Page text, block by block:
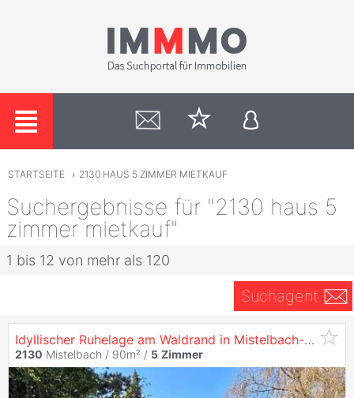
STARTSEITE › 2130 HAUS 5 ZIMMER MIETKAUF
Suchergebnisse für "2130 haus 5
zimmer mietkauf"
1 bis 12 von mehr als 120
Suchagent
Idyllischer Ruhelage am Waldrand in Mistelbach- Einfamilienhaus mit 970m² Grund
2130 Mistelbach / 90m² / 5 Zimmer